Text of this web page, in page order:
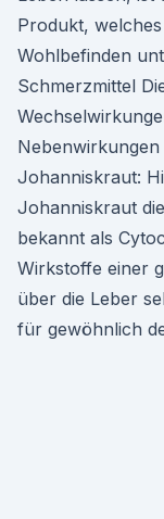
Produkt,
Wohlbefinden
Schmerzmittel
Johanniskraut:
Johanniskraut
bekannt als
Wirkstoffe einer
über die Leber
für gewöhnlich